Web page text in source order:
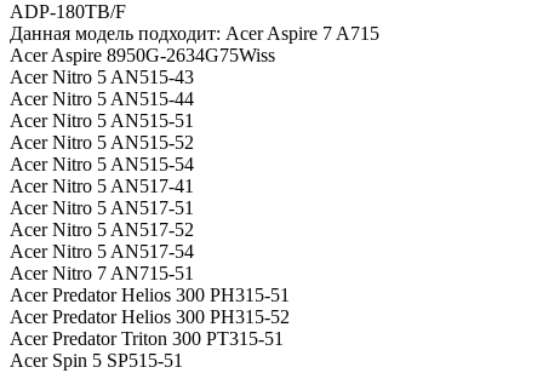
ADP-180TB/F
Данная модель подходит: Acer Aspire 7 A715
Acer Aspire 8950G-2634G75Wiss
Acer Nitro 5 AN515-43
Acer Nitro 5 AN515-44
Acer Nitro 5 AN515-51
Acer Nitro 5 AN515-52
Acer Nitro 5 AN515-54
Acer Nitro 5 AN517-41
Acer Nitro 5 AN517-51
Acer Nitro 5 AN517-52
Acer Nitro 5 AN517-54
Acer Nitro 7 AN715-51
Acer Predator Helios 300 PH315-51
Acer Predator Helios 300 PH315-52
Acer Predator Triton 300 PT315-51
Acer Spin 5 SP515-51